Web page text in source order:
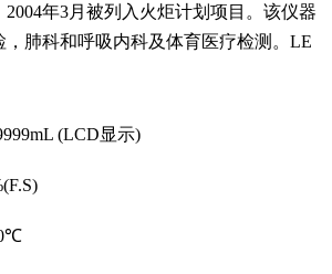
2004年3月被列入火炬计划项目。该仪器
，肺科和呼吸内科及体育医疗检测。LE
(LCD显示)
℃